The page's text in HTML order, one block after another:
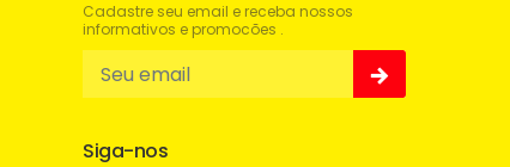
Cadastre seu email e receba nossos
informativos e promocões .
Siga-nos